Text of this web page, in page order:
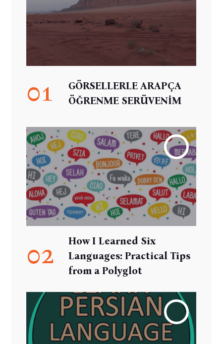
01
GÖRSELLERLE ARAPÇA
ÖĞRENME SERÜVENİM
02
How I Learned Six
Languages: Practical Tips
from a Polyglot